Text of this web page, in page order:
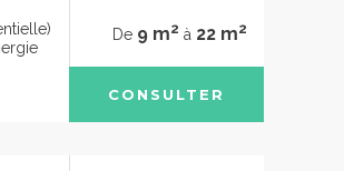
De 9 m2 à 22 m2
CONSULTER